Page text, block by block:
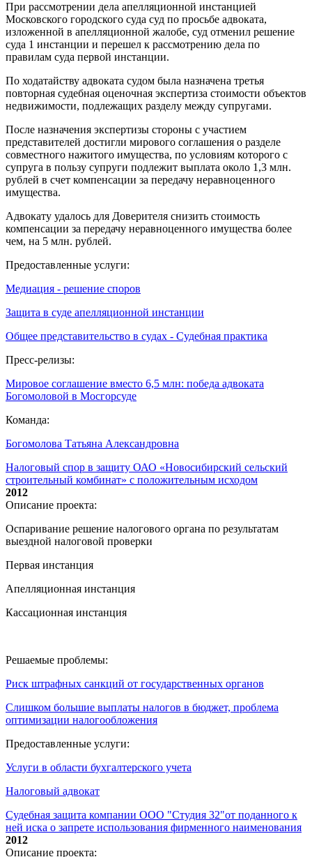
При рассмотрении дела апелляционной инстанцией
Московского городского суда суд по просьбе адвоката,
изложенной в апелляционной жалобе, суд отменил решение
суда 1 инстанции и перешел к рассмотрению дела по
правилам суда первой инстанции.
По ходатайству адвоката судом была назначена третья
повторная судебная оценочная экспертиза стоимости объектов
недвижимости, подлежащих разделу между супругами.
После назначения экспертизы стороны с участием
представителей достигли мирового соглашения о разделе
совместного нажитого имущества, по условиям которого с
супруга в пользу супруги подлежит выплата около 1,3 млн.
рублей в счет компенсации за передачу неравноценного
имущества.
Адвокату удалось для Доверителя снизить стоимость
компенсации за передачу неравноценного имущества более
чем, на 5 млн. рублей.
Предоставленные услуги:
Медиация - решение споров
Защита в суде апелляционной инстанции
Общее представительство в судах - Судебная практика
Пресс-релизы:
Мировое соглашение вместо 6,5 млн: победа адвоката
Богомоловой в Мосгорсуде
Команда:
Богомолова Татьяна Александровна
Налоговый спор в защиту ОАО «Новосибирский сельский
строительный комбинат» с положительным исходом
2012
Описание проекта:
Оспаривание решение налогового органа по результатам
выездной налоговой проверки
Первая инстанция
Апелляционная инстанция
Кассационная инстанция
Решаемые проблемы:
Риск штрафных санкций от государственных органов
Слишком большие выплаты налогов в бюджет, проблема
оптимизации налогообложения
Предоставленные услуги:
Услуги в области бухгалтерского учета
Налоговый адвокат
Судебная защита компании ООО "Студия 32"от поданного к
ней иска о запрете использования фирменного наименования
2012
Описание проекта: